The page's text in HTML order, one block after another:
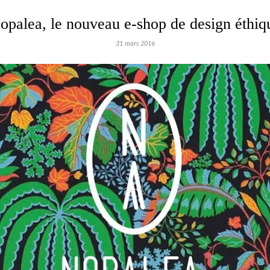
le nouveau e-shop de design
31 mars 2016